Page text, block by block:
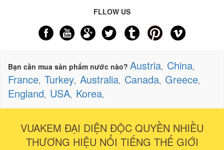
FLLOW US
Bạn cần mua sản phẩm nước nào? Austria, China,
France, Turkey, Australia, Canada, Greece,
England, USA, Korea,
VUAKEM ĐẠI DIỆN ĐỘC QUYỀN NHIỀU
THƯƠNG HIỆU NỔI TIẾNG THẾ GIỚI